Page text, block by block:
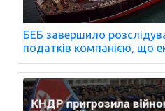
БЕБ завершило
податків компанією, що